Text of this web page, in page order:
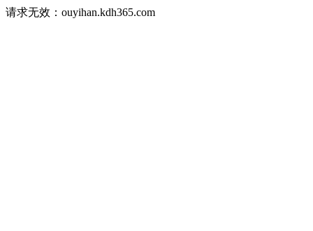
请求无效：ouyihan.kdh365.com